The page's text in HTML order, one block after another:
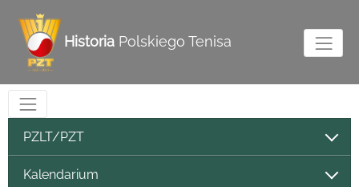
Historia Polskiego Tenisa
PZLT/PZT
Kalendarium